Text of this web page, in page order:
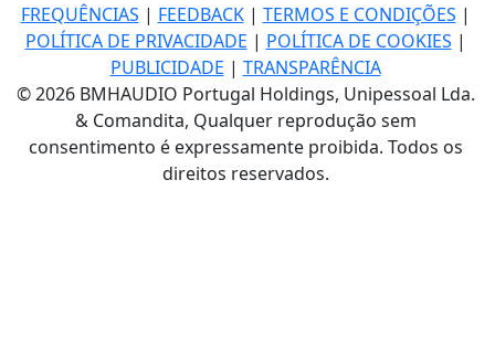
FREQUÊNCIAS | FEEDBACK| TERMOS E CONDIÇÕES |
POLÍTICA DE PRIVACIDADE | POLÍTICA DE COOKIES |
PUBLICIDADE | TRANSPARÊNCIA
© 2026 BMHAUDIO Portugal Holdings, Unipessoal Lda.
& Comandita, Qualquer reprodução sem
consentimento é expressamente proibida. Todos os
direitos reservados.